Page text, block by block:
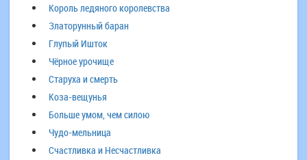
Король ледяного королевства
Златорунный баран
Глупый Ишток
Чёрное урочище
Старуха и смерть
Коза-вещунья
Больше умом, чем силою
Чудо-мельница
Счастливка и Несчастливка